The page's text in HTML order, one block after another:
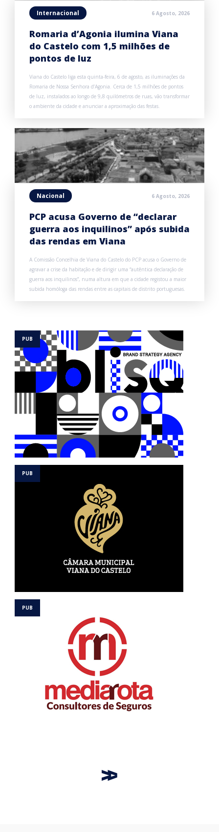
Internacional 6 Agosto, 2026
Romaria d’Agonia ilumina Viana
do Castelo com 1,5 milhões de
pontos de luz
Viana do Castelo liga esta quinta-feira, 6 de agosto, as iluminações da
Romaria de Nossa Senhora d’Agonia. Cerca de 1,5 milhões de pontos
de luz, instalados ao longo de 9,8 quilómetros de ruas, vão transformar
o ambiente da cidade e anunciar a aproximação das festas.
Nacional 6 Agosto, 2026
PCP acusa Governo de “declarar
guerra aos inquilinos” após subida
das rendas em Viana
A Comissão Concelhia de Viana do Castelo do PCP acusa o Governo de
agravar a crise da habitação e de dirigir uma “autêntica declaração de
guerra aos inquilinos”, numa altura em que a cidade registou a maior
subida homóloga das rendas entre as capitais de distrito portuguesas.